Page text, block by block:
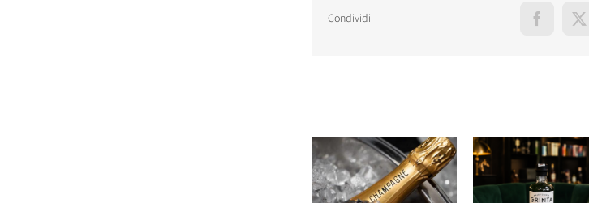
Condividi Facebook
X